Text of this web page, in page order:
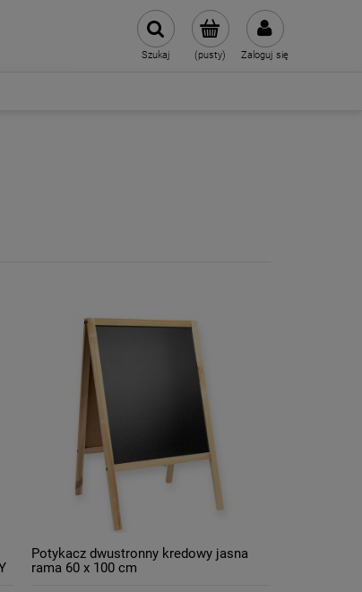
(pusty) Zaloguj się
Szukaj
Potykacz dwustronny kredowy jasna
rama 60 x 100 cm